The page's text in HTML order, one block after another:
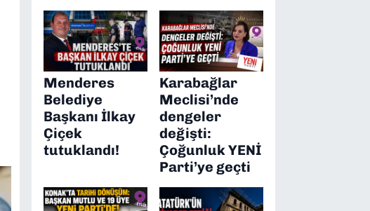
Menderes
Belediye
Başkanı İlkay
Çiçek
tutuklandı!
Karabağlar
Meclisi’nde
dengeler
değişti:
Çoğunluk YENİ
Parti’ye geçti